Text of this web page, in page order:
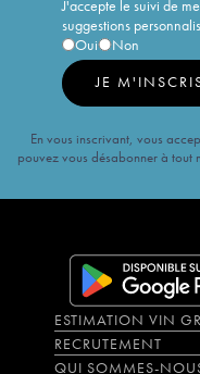
J'accepte le suivi de
suggestions
Oui
Non
JE
En vous inscrivant, vous
pouvez vous désabonner à tout
ESTIMATION VIN
RECRUTEMENT
QUI SOMMES-